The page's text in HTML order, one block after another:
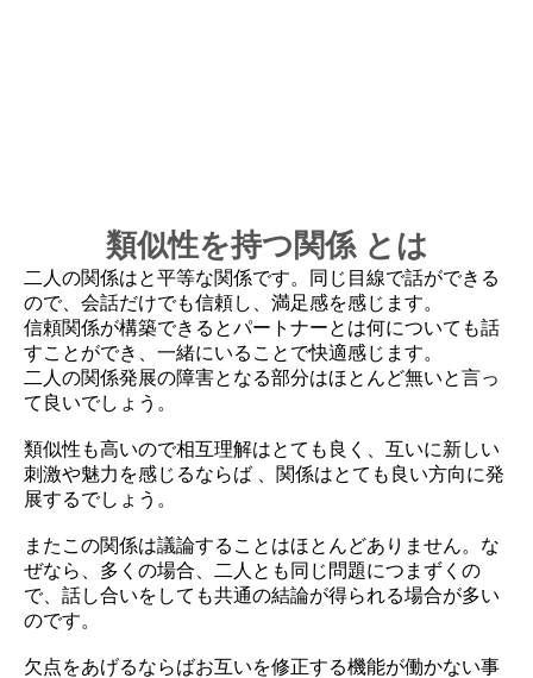
類似性を持つ関係 とは
二人の関係はと平等な関係です。同じ目線で話ができる
ので、会話だけでも信頼し、満足感を感じます。
信頼関係が構築できるとパートナーとは何についても話
すことができ、一緒にいることで快適感じます。
二人の関係発展の障害となる部分はほとんど無いと言っ
て良いでしょう。
類似性も高いので相互理解はとても良く、互いに新しい
刺激や魅力を感じるならば 、関係はとても良い方向に発
展するでしょう。
またこの関係は議論することはほとんどありません。な
ぜなら、多くの場合、二人とも同じ問題につまずくの
で、話し合いをしても共通の結論が得られる場合が多い
のです。
欠点をあげるならばお互いを修正する機能が働かない事